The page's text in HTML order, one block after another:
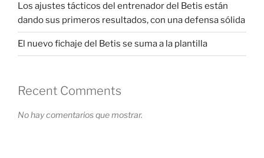
Los ajustes tácticos del entrenador del Betis están
dando sus primeros resultados, con una defensa sólida
El nuevo fichaje del Betis se suma a la plantilla
Recent Comments
No hay comentarios que mostrar.